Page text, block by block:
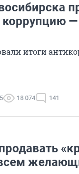
—
итоги
18 074 141